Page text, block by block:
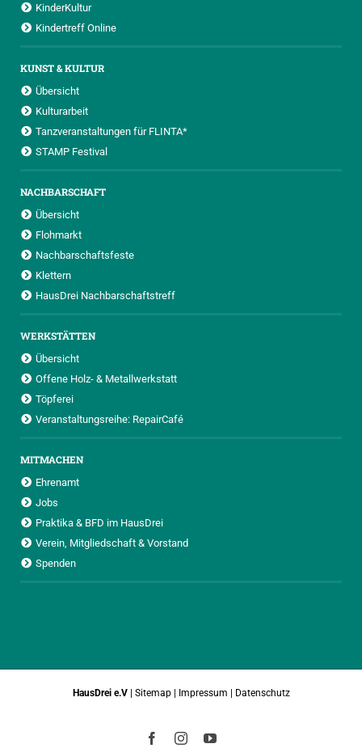
KinderKultur
Kindertreff Online
KUNST & KULTUR
Übersicht
Kulturarbeit
Tanzveranstaltungen für FLINTA*
STAMP Festival
NACHBARSCHAFT
Übersicht
Flohmarkt
Nachbarschaftsfeste
Klettern
HausDrei Nachbarschaftstreff
WERKSTÄTTEN
Übersicht
Offene Holz- & Metallwerkstatt
Töpferei
Veranstaltungsreihe: RepairCafé
MITMACHEN
Ehrenamt
Jobs
Praktika & BFD im HausDrei
Verein, Mitgliedschaft & Vorstand
Spenden
HausDrei e.V | Sitemap| Impressum | Datenschutz
FacebookInstagramYouTube